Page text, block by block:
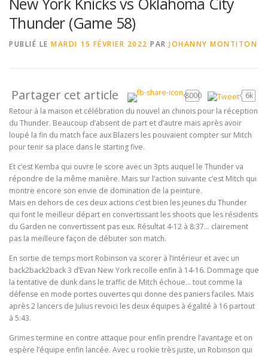
Thunder (Game 58)
PUBLIÉ LE MARDI 15 FÉVRIER 2022 PAR JOHANNY MONTITON
Partager cet article 8000
6k
Retour à la maison et célébration du nouvel an chinois pour la réception
du Thunder. Beaucoup d’absent de part et d’autre mais après avoir
loupé la fin du match face aux Blazers les pouvaient compter sur Mitch
pour tenir sa place dans le starting five.
Et c’est Kemba qui ouvre le score avec un 3pts auquel le Thunder va
répondre de la même manière. Mais sur l’action suivante c’est Mitch qui
montre encore son envie de domination de la peinture.
Mais en dehors de ces deux actions c’est bien les jeunes du Thunder
qui font le meilleur départ en convertissant les shoots que les résidents
du Garden ne convertissent pas eux. Résultat 4-12 à 8:37… clairement
pas la meilleure façon de débuter son match.
En sortie de temps mort Robinson va scorer à l’intérieur et avec un
back2back2back 3 d’Evan New York recolle enfin à 14-16. Dommage que
la tentative de dunk dans le traffic de Mitch échoue… tout comme la
défense en mode portes ouvertes qui donne des paniers faciles. Mais
après 2 lancers de Julius revoici les deux équipes à égalité à 16 partout
à 5:43.
Grimes termine en contre attaque pour enfin prendre l’avantage et on
espère l’équipe enfin lancée. Avec u rookie très juste, un Robinson qui